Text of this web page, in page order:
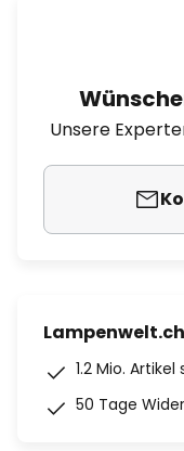
Unsere
Lampenwelt.ch
1.2 Mio.
50 Tage